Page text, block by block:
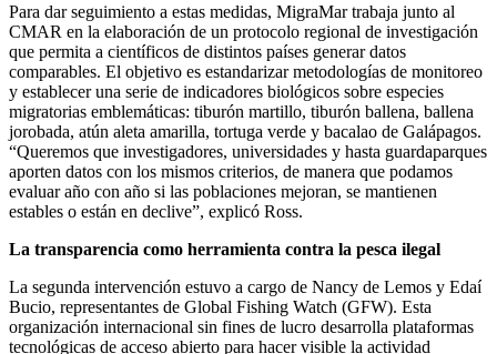
Para dar seguimiento a estas medidas, MigraMar trabaja junto al
CMAR en la elaboración de un protocolo regional de investigación
que permita a científicos de distintos países generar datos
comparables. El objetivo es estandarizar metodologías de monitoreo
y establecer una serie de indicadores biológicos sobre especies
migratorias emblemáticas: tiburón martillo, tiburón ballena, ballena
jorobada, atún aleta amarilla, tortuga verde y bacalao de Galápagos.
“Queremos que investigadores, universidades y hasta guardaparques
aporten datos con los mismos criterios, de manera que podamos
evaluar año con año si las poblaciones mejoran, se mantienen
estables o están en declive”, explicó Ross.
La transparencia como herramienta contra la pesca ilegal
La segunda intervención estuvo a cargo de Nancy de Lemos y Edaí
Bucio, representantes de Global Fishing Watch (GFW). Esta
organización internacional sin fines de lucro desarrolla plataformas
tecnológicas de acceso abierto para hacer visible la actividad